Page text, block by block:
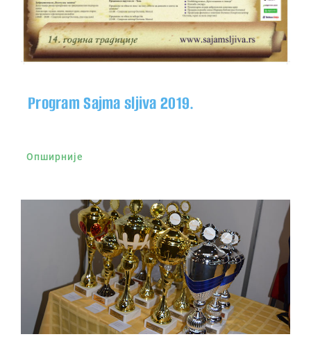
Program Sajma sljiva 2019.
Опширније